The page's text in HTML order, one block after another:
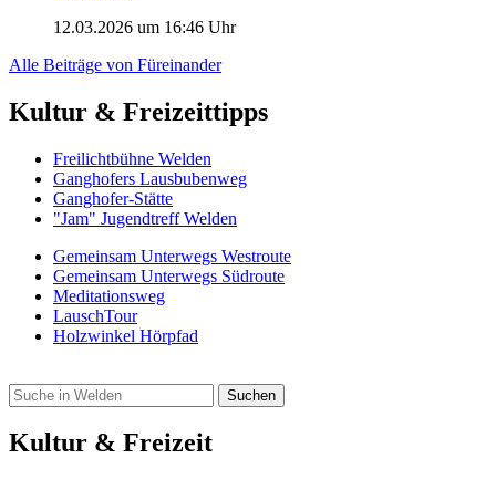
12.03.2026 um 16:46 Uhr
Alle Beiträge von Füreinander
Kultur & Freizeittipps
Freilicht­bühne Welden
Ganghofers Lausbubenweg
Ganghofer-Stätte
"Jam" Jugendtreff Welden
Gemeinsam Unterwegs Westroute
Gemeinsam Unterwegs Südroute
Meditationsweg
LauschTour
Holzwinkel Hörpfad
Kultur & Freizeit